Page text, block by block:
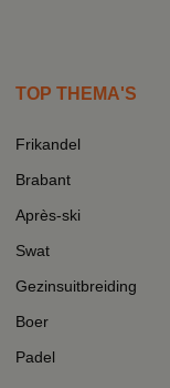
TOP THEMA'S
Frikandel
Brabant
Après-ski
Swat
Gezinsuitbreiding
Boer
Padel